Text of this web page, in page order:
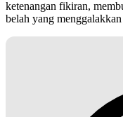
ketenangan fikiran,
belah yang